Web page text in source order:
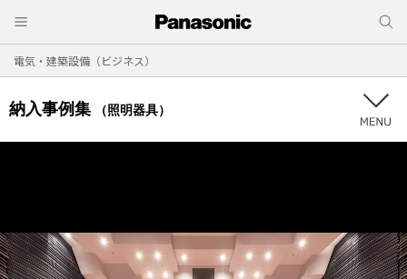
電気・建築設備（ビジネス）
納入事例集 （照明器具）